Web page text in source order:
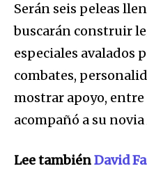
Serán seis peleas
buscarán construir
especiales avalados
combates,
mostrar apoyo, entre
acompañó a su
Lee tambiénDavid